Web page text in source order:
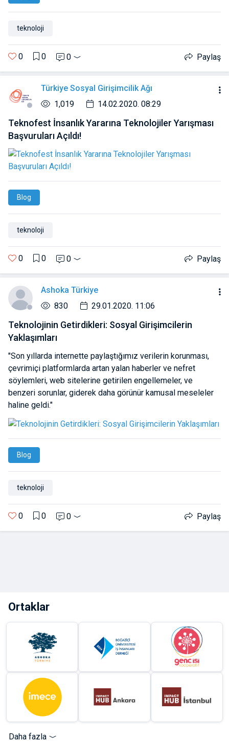
teknoloji
0 0 0 Paylaş
Türkiye Sosyal Girişimcilik Ağı
1,019
14.02.2020. 08:29
Teknofest İnsanlık Yararına Teknolojiler Yarışması
Başvuruları Açıldı!
Blog
teknoloji
0 0 0 Paylaş
Ashoka Türkiye
830
29.01.2020. 11:06
Teknolojinin Getirdikleri: Sosyal Girişimcilerin
Yaklaşımları
"Son yıllarda internette paylaştığımız verilerin korunması,
çevrimiçi platformlarda artan yalan haberler ve nefret
söylemleri, web sitelerine getirilen engellemeler, ve
benzeri sorunlar, giderek daha görünür kamusal meseleler
haline geldi."
Blog
teknoloji
0 0 0 Paylaş
Ortaklar
Daha fazla